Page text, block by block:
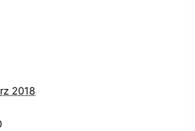
2018